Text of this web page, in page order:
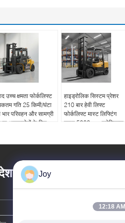
उच्च क्षमता फोर्कलिफ्ट
गति 25 किमी/घंटा
भार परिवहन और सामग्री
अनुप्रयोगों के लिए
हाइड्रोलिक सिस्टम प्रेशर
210 बार हेवी लिफ्ट
फोर्कलिफ्ट मास्ट लिफ्टिंग
हाइट 5000mm इलेक्ट्रिक
छोड़ दो
Joy
12:18 AM